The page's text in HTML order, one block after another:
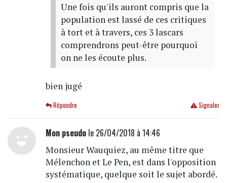
Une fois qu'ils auront compris que la
population est lassé de ces critiques
à tort et à travers, ces 3 lascars
comprendrons peut-être pourquoi
on ne les écoute plus.
bien jugé
Signaler
Répondre
Mon pseudole 26/04/2018 à 14:46
Monsieur Wauquiez, au même titre que
Mélenchon et Le Pen, est dans l'opposition
systématique, quelque soit le sujet abordé.